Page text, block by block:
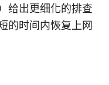
给出更细化的排查
的时间内恢复上网